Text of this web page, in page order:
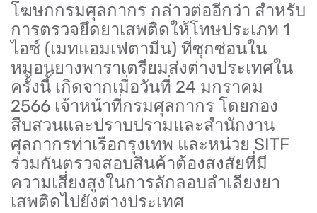
โฆษกกรมศุลกากร กล่าวต่ออีกว่า สำหรับ
การตรวจยึดยาเสพติดให้โทษประเภท 1
ไอซ์ (เมทแอมเฟตามีน) ที่ซุกซ่อนใน
หมอนยางพาราเตรียมส่งต่างประเทศใน
ครั้งนี้ เกิดจากเมื่อวันที่ 24 มกราคม
2566 เจ้าหน้าที่กรมศุลกากร โดยกอง
สืบสวนและปราบปรามและสำนักงาน
ศุลกากรท่าเรือกรุงเทพ และหน่วย SITF
ร่วมกันตรวจสอบสินค้าต้องสงสัยที่มี
ความเสี่ยงสูงในการลักลอบลำเลียงยา
เสพติดไปยังต่างประเทศ